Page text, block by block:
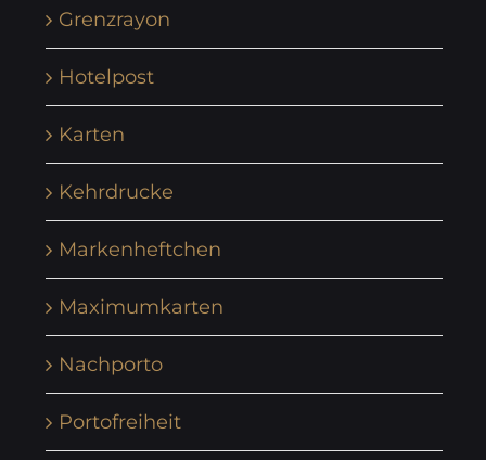
Grenzrayon
Hotelpost
Karten
Kehrdrucke
Markenheftchen
Maximumkarten
Nachporto
Portofreiheit